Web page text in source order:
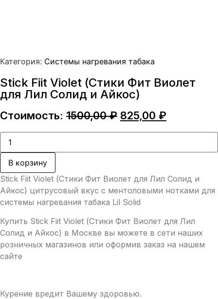
Категория: Системы нагревания табака
Stick Fiit Violet (Стики Фит Виолет
для Лил Солид и Айкос)
Стоимость: 1500,00₽ Первоначальная
составляла
825,00 ₽
825,00 ₽.
Количество
товара
Stick
Fiit
Violet
(Стики
Фит
Виолет
Лил
и
Айкос)
В корзину
Stick Fiit Violet (Стики Фит Виолет для Лил Солид и
Айкос) цитрусовый вкус с ментоловыми нотками для
системы нагревания табака Lil Solid
Купить Stick Fiit Violet (Стики Фит Виолет для Лил
Солид и Айкос) в Москве вы можете в сети наших
розничных магазинов или оформив заказ на нашем
сайте
Курение вредит Вашему здоровью.